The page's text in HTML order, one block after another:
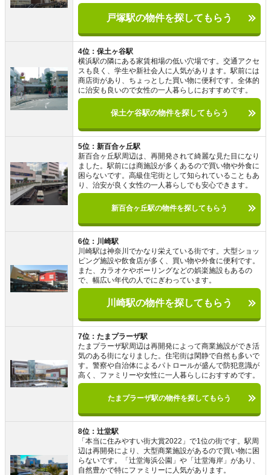
戸塚駅の物件を探してもらう
4位：保土ヶ谷駅
横浜駅の隣にある家賃相場の低い穴場です。交通アクセ
スも良く、学生や新社会人に人気があります。駅前には
商店街があり、ちょっとした買い物に便利です。全体的
に治安も良いので女性の一人暮らしにおすすめです。
保土ケ谷駅の物件を探してもらう
5位：新百合ヶ丘駅
新百合ヶ丘駅周辺は、再開発されて綺麗な見た目になり
ました。駅前には商施設が多くあるので買い物や外食に
困らないです。高級住宅街として知られていることもあ
り、治安が良く女性の一人暮らしでも安心できます。
新百合ヶ丘駅の物件を探してもらう
6位：川崎駅
川崎駅は神奈川でかなり栄えている街です。大型ショッ
ピング施設や飲食店が多く、買い物や外食に便利です。
また、カラオケやボーリングなどの娯楽施設もあるの
で、幅広い年代の人でにぎわっています。
川崎駅の物件を探してもらう
7位：たまプラーザ駅
たまプラーザ駅周辺は再開発によって商業施設ができ活
気のある街になりました。住宅街は閑静で自然も多いで
す。警察や自治体によるパトロールが盛んで防犯意識が
高く、ファミリーや女性に一人暮らしにおすすめです。
たまプラーザ駅の物件を探してもらう
8位：辻堂駅
「本当に住みやすい街大賞2022」で1位の街です。駅周
辺は再開発により、大型商業施設があるので買い物に困
らないです。「辻堂海浜公園」や「辻堂海岸」があり、
自然豊かで特にファミリーに人気があります。